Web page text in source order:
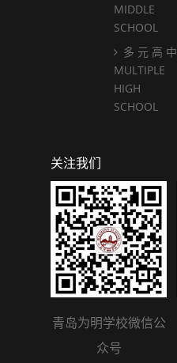
MIDDLE
SCHOOL
多 元 高 中
MULTIPLE
HIGH
SCHOOL
关注我们
青岛为明学校微信公
众号